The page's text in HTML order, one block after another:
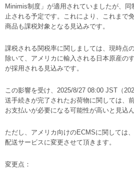
Minimis制度」が適用されていましたが、
止される予定です。これにより、これまで
商品も課税対象となる見込みです。
課税される関税率に関しましては、現時点
除いて、アメリカに輸入される日本原産の
が採用される見込みです。
この影響を受け、2025/8/27 08:00 JST（
送手続きが完了されたお荷物に関しては、
お支払いが必要になる可能性が高いと見込
ただし、アメリカ向けのECMSに関しては
配送サービスに変更させて頂きます。
変更点：